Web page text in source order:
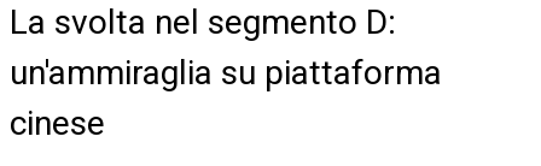
La svolta nel segmento D:
un'ammiraglia su piattaforma
cinese